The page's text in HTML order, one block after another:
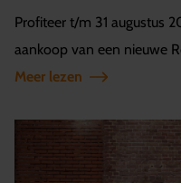
Profiteer t/m 31 augustus
aankoop van een nieuwe
Meer lezen